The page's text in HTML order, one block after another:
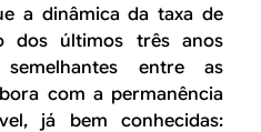
a dinâmica da taxa de
dos últimos três anos
entre as
com a permanência
já bem conhecidas: